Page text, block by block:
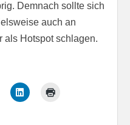
Demnach sollte sich
auch an
als Hotspot schlagen.